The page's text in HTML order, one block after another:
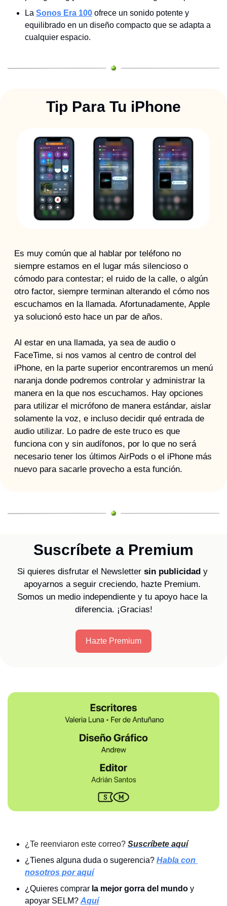
La Sonos Era 100 ofrece un sonido potente y
equilibrado en un diseño compacto que se adapta a
cualquier espacio.
Tip Para Tu iPhone
Es muy común que al hablar por teléfono no
siempre estamos en el lugar más silencioso o
cómodo para contestar; el ruido de la calle, o algún
otro factor, siempre terminan alterando el cómo nos
escuchamos en la llamada. Afortunadamente, Apple
ya solucionó esto hace un par de años.
Al estar en una llamada, ya sea de audio o
FaceTime, si nos vamos al centro de control del
iPhone, en la parte superior encontraremos un menú
naranja donde podremos controlar y administrar la
manera en la que nos escuchamos. Hay opciones
para utilizar el micrófono de manera estándar, aislar
solamente la voz, e incluso decidir qué entrada de
audio utilizar. Lo padre de este truco es que
funciona con y sin audífonos, por lo que no será
necesario tener los últimos AirPods o el iPhone más
nuevo para sacarle provecho a esta función.
Suscríbete a Premium
Si quieres disfrutar el Newsletter sin publicidad y
apoyarnos a seguir creciendo, hazte Premium.
Somos un medio independiente y tu apoyo hace la
diferencia. ¡Gracias!
Hazte Premium
¿Te reenviaron este correo? Suscríbete aquí
¿Tienes alguna duda o sugerencia? Habla con
nosotros por aquí
¿Quieres comprar la mejor gorra del mundo y
apoyar SELM? Aquí